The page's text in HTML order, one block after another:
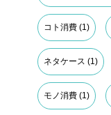
コト消費 (1)
ネタケース (1)
モノ消費 (1)